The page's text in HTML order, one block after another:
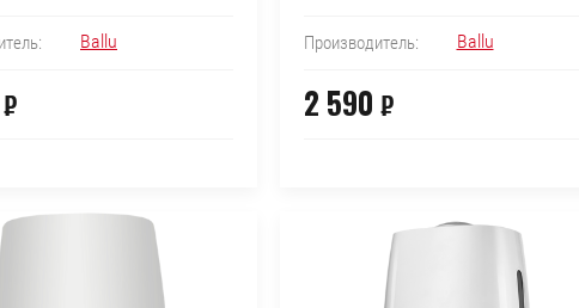
Ballu
₽
Производитель: Ballu
2 590 ₽